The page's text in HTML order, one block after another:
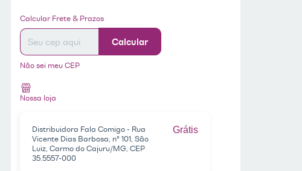
Entregas para o CEP:
Calcular Frete & Prazos
Calcular
Não sei meu CEP
Nossa loja
Distribuidora Fala Comigo - Rua
Vicente Dias Barbosa, nº 101, São
Luiz, Carmo do Cajuru/MG, CEP
35.5557-000
Grátis